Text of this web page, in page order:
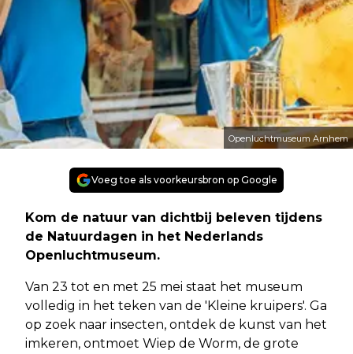
Openluchtmuseum Arnhem
Voeg toe als voorkeursbron op Google
Kom de natuur van dichtbij beleven tijdens
de Natuurdagen in het Nederlands
Openluchtmuseum.
Van 23 tot en met 25 mei staat het museum
volledig in het teken van de 'Kleine kruipers'. Ga
op zoek naar insecten, ontdek de kunst van het
imkeren, ontmoet Wiep de Worm, de grote